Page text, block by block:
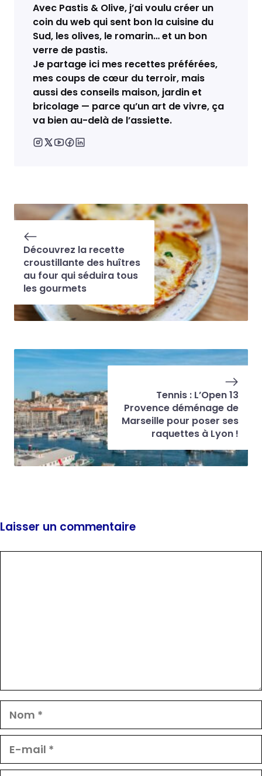
Avec Pastis & Olive, j’ai voulu créer un
coin du web qui sent bon la cuisine du
Sud, les olives, le romarin… et un bon
verre de pastis.
Je partage ici mes recettes préférées,
mes coups de cœur du terroir, mais
aussi des conseils maison, jardin et
bricolage — parce qu’un art de vivre, ça
va bien au-delà de l’assiette.
Découvrez la recette
croustillante des huîtres
au four qui séduira tous
les gourmets
Tennis : L’Open 13
Provence déménage de
Marseille pour poser ses
raquettes à Lyon !
Laisser un commentaire
mail